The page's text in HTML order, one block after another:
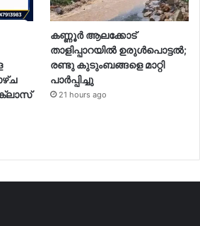
കണ്ണൂർ ആലക്കോട്
താളിപ്പാറയിൽ ഉരുൾപൊട്ടൽ;
രണ്ടു കുടുംബങ്ങളെ മാറ്റി
പാർപ്പിച്ചു
21 hours ago